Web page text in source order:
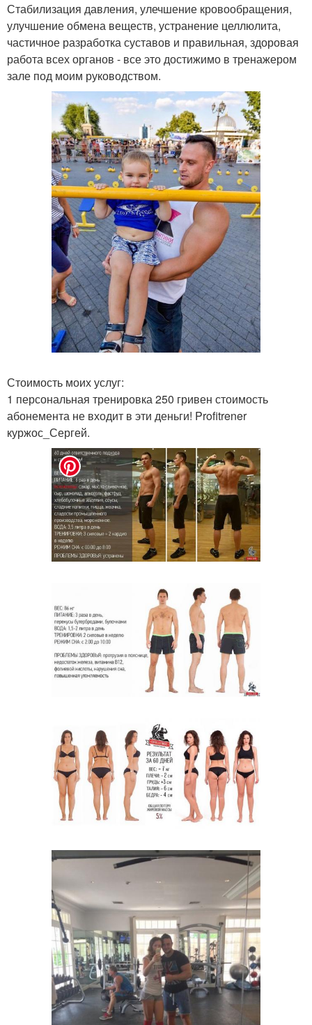
Стабилизация давления, улечшение кровообращения,
улучшение обмена веществ, устранение целлюлита,
частичное разработка суставов и правильная, здоровая
работа всех органов - все это достижимо в тренажером
зале под моим руководством.
Стоимость моих услуг:
1 персональная тренировка 250 гривен стоимость
абонемента не входит в эти деньги! Profitrener
куржос_Сергей.